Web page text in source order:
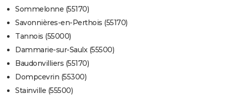
Sommelonne (55170)
Savonnières-en-Perthois (55170)
Tannois (55000)
Dammarie-sur-Saulx (55500)
Baudonvilliers (55170)
Dompcevrin (55300)
Stainville (55500)